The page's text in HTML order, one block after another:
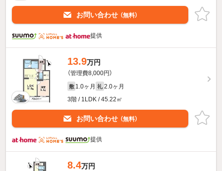
お問い合わせ （無料）
提供
13.9万円
（管理費8,000円）
敷 1.0ヶ月 礼 2.0ヶ月
3階 / 1LDK / 45.22㎡
お問い合わせ （無料）
提供
8.4万円